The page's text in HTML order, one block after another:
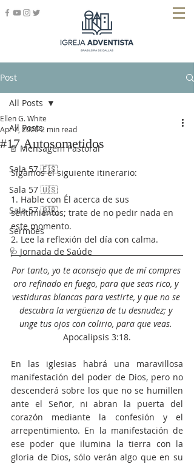
Post
All Posts
📄 Mensagem Pastoral
Sala 57 🇪🇸
Sala 57 🇺🇸
Sala 57 🇧🇷
Sermões
🩺 Jornada de Saúde
All Posts
#17 Autosometidos
Ellen G. White
Apr 7, 20202 min read
Sigamos el siguiente itinerario:
1. Hable con Él acerca de sus
sentimientos; trate de no pedir nada en
este momento.
2. Lee la reflexión del día con calma.
Por tanto, yo te aconsejo que de mí compres
oro refinado en fuego, para que seas rico, y
vestiduras blancas para vestirte, y que no se
descubra la vergüenza de tu desnudez; y
unge tus ojos con colirio, para que veas.
Apocalipsis 3:18.
En las iglesias habrá una maravillosa
manifestación del poder de Dios, pero no
descenderá sobre los que no se humillen
ante el Señor, ni abran la puerta del
corazón mediante la confesión y el
arrepentimiento. En la manifestación de
ese poder que ilumina la tierra con la
gloria de Dios, sólo verán algo que en su